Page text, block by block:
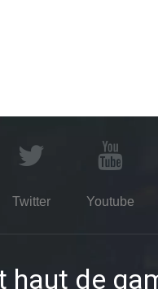
Twitter Youtube
haut de